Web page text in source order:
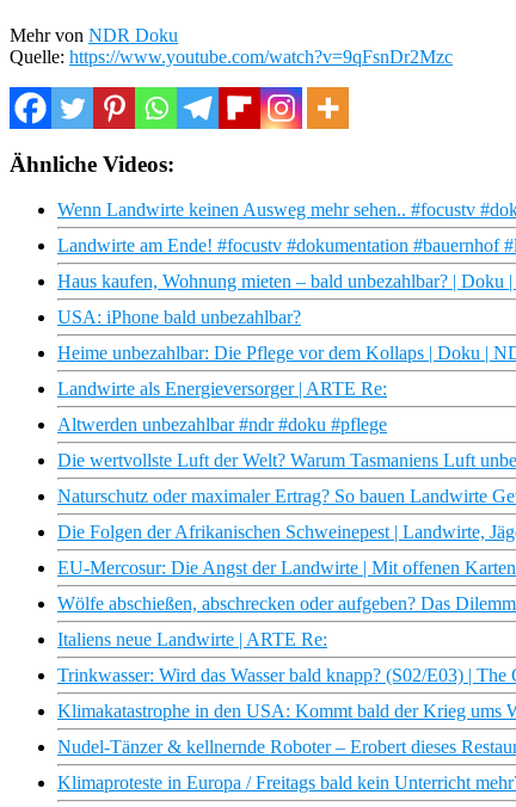
Mehr von NDR Doku
Quelle: https://www.youtube.com/watch?v=9qFsnDr2Mzc
Ähnliche Videos:
Wenn Landwirte keinen Ausweg mehr sehen.. #focustv
Landwirte am Ende! #focustv #dokumentation #bauernhof
Haus kaufen, Wohnung mieten – bald unbezahlbar? | Doku
USA: iPhone bald unbezahlbar?
Heime unbezahlbar: Die Pflege vor dem Kollaps | Doku |
Landwirte als Energieversorger | ARTE Re:
Altwerden unbezahlbar #ndr #doku #pflege
Die wertvollste Luft der Welt? Warum Tasmaniens Luft
Naturschutz oder maximaler Ertrag? So bauen Landwirte
Die Folgen der Afrikanischen Schweinepest | Landwirte,
EU-Mercosur: Die Angst der Landwirte | Mit offenen
Wölfe abschießen, abschrecken oder aufgeben? Das
Italiens neue Landwirte | ARTE Re:
Trinkwasser: Wird das Wasser bald knapp? (S02/E03) |
Klimakatastrophe in den USA: Kommt bald der Krieg ums
Nudel-Tänzer & kellnernde Roboter – Erobert dieses
Klimaproteste in Europa / Freitags bald kein Unterricht